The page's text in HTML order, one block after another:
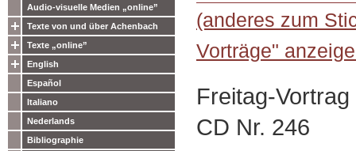
Audio-visuelle Medien „online”
Texte von und über Achenbach
Texte „online”
English
Español
Italiano
Nederlands
Bibliographie
(anderes zum
Vorträge"
Freitag-
CD Nr. 246